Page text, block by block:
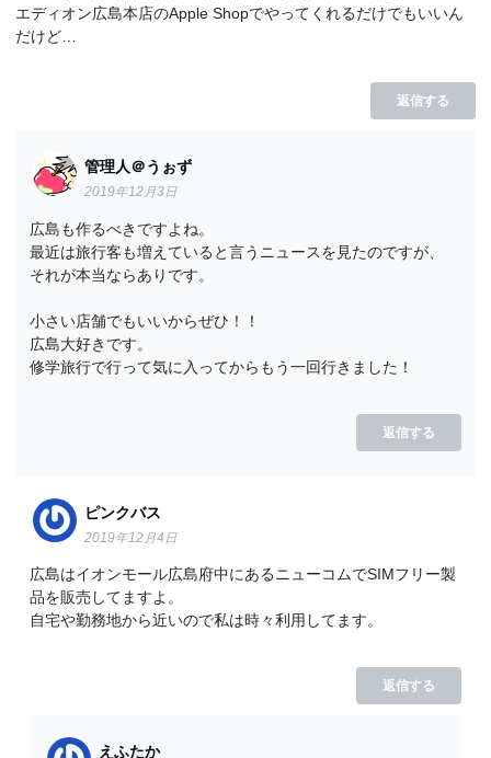
エディオン広島本店のApple Shopでやってくれるだけでもいいん
だけど…
返信する
管理人＠うぉず
2019年12月3日
広島も作るべきですよね。
最近は旅行客も増えていると言うニュースを見たのですが、
それが本当ならありです。
小さい店舗でもいいからぜひ！！
広島大好きです。
修学旅行で行って気に入ってからもう一回行きました！
返信する
ピンクバス
2019年12月4日
広島はイオンモール広島府中にあるニューコムでSIMフリー製
品を販売してますよ。
自宅や勤務地から近いので私は時々利用してます。
返信する
えふたか